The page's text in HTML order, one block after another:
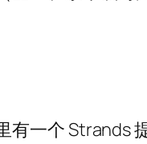
一个 Strands